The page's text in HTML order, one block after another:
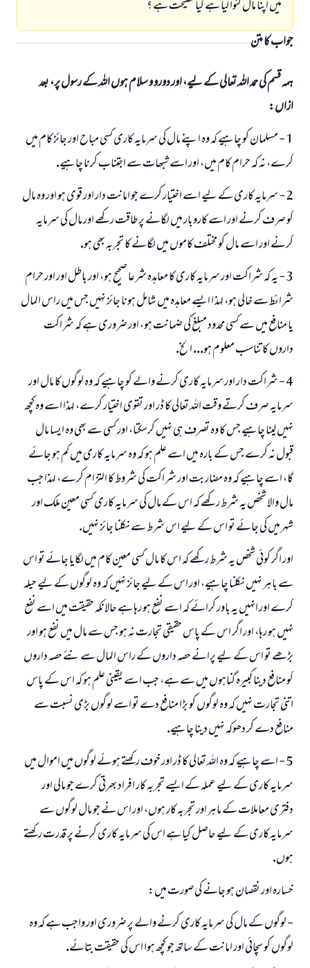
ميں اپنا مال گنوا ليا ہے كيا نصيحت ہے ؟
جواب کا متن
ہمہ قسم کی حمد اللہ تعالی کے لیے، اور دورو و سلام ہوں اللہ کے رسول پر، بعد
ازاں:
1 - مسلمان كو چاہيے كہ وہ اپنے مال كى سرمايہ كارى كسى مباح اور جائز كام ميں
كرے، نہ كہ حرام كام ميں، اور اسے شبھات سے اجتناب كرنا چاہيے.
2 - سرمايہ كارى كے ليے اسے اختيار كرے جو امانت دار اور قوى ہو اور وہ مال
كو صرف كرنے اور اسے كاروبار ميں لگانے پر طاقت ركھے اور مال كى سرمايہ
كرنے اور اسے مال كو مختلف كاموں ميں لگانے كا تجربہ بھى ہو.
3 - يہ كہ شراكت اور سرمايہ كارى كا معاہدہ شرعا صحيح ہو، اور باطل اور اور حرام
شرائط سے خالى ہو، لہذ ا ايسے معاہدہ ميں شامل ہونا جائز نہيں جس ميں راس المال
يا منافع ميں سے كسى محدود مبلغ كى ضمانت ہو، اور ضرورى ہے كہ شراكت
داروں كا تناسب معلوم ہو... الخ.
4 - شراكت دار اور سرمايہ كارى كرنے والے كو چاہيے كہ وہ لوگوں كا مال اور
سرمايہ صرف كرتے وقت اللہ تعالى كا ڈر اور تقوى اختيار كرے، لہذا اسے وہ كچھ
نہيں لينا چاہيے جس كا وہ تصرف ہى نہيں كرسكتا، اور كسى سے بھى وہ ايسا مال
قبول نہ كرے جس كے بارہ ميں اسے علم ہو كہ وہ سرمايہ كارى ميں كم ہو جائے
گا، اسے چاہيے كہ وہ مضاربت اور شراكت كى شروط كا التزام كرے، لہذا جب
مال والا شخص يہ شرط ركھے كہ اس كے مال كى سرمايہ كارى كسى معين ملك اور
شہر ميں كى جائے تو اس كے ليے اس شرط سے نكلنا جائز نہيں.
اور اگر كوئى شخص يہ شرط ركھے كہ اس كا مال كسى معين كام ميں لگايا جائے تو اس
سے باہر نہيں نكلنا چاہيے، اور اس كے ليے جائز نہيں كہ وہ لوگوں كے ليے حيلہ
كرے اور انہيں يہ باور كرائے كہ اسے نفع ہو رہا ہے حالانكہ حقيقت ميں اسے نفع
نہيں ہو رہا، اور اگر اس كے پاس حقيقى تجارت نہ ہو جس سے مال ميں نفع ہو اور
بڑھے تو اس كے ليے پرانے حصہ داروں كے راس المال سے نئے حصہ داروں
كو منافع دينا كبيرہ گناہوں ميں سے ہے، جب اسے يقينى علم ہو كہ اس كے پاس
اتنى تجارت نہيں كہ وہ لوگوں كو بڑا منافع دے تو اسے لوگوں بڑى نسبت سے
منافع دے كر دھوكہ نہيں دينا چاہيے.
5 - اسے چاہيے كہ وہ اللہ تعالى كا ڈر اور خوف ركھتے ہوئے لوگوں ميں اموال ميں
سرمايہ كارى كے ليے عملہ كے ايسے تجربہ كار افراد بھرتى كرے جو مالى اور
دفترى معاملات كے ماہر اور تجربہ كار ہوں، اور اس نے جو مال لوگوں سے
سرمايہ كارى كے ليے حاصل كيا ہے اس كى سرمايہ كارى كرنے پر قدرت ركھتے
ہوں.
خسارہ اور نقصان ہو جانے كى صورت ميں:
- لوگوں كے مال كى سرمايہ كارى كرنے والے پر ضرورى اور واجب ہے كہ وہ
لوگوں كو سچائى اور امانت كے ساتھ جو كچھ ہوا اس كى حقيقت بتائے.